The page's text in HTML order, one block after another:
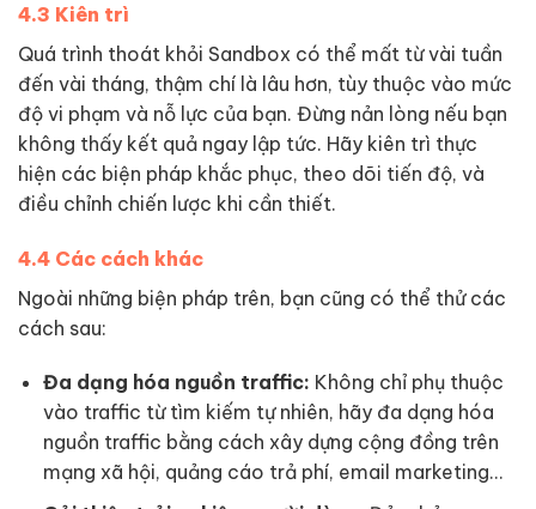
4.3 Kiên trì
Quá trình thoát khỏi Sandbox có thể mất từ vài tuần
đến vài tháng, thậm chí là lâu hơn, tùy thuộc vào mức
độ vi phạm và nỗ lực của bạn. Đừng nản lòng nếu bạn
không thấy kết quả ngay lập tức. Hãy kiên trì thực
hiện các biện pháp khắc phục, theo dõi tiến độ, và
điều chỉnh chiến lược khi cần thiết.
4.4 Các cách khác
Ngoài những biện pháp trên, bạn cũng có thể thử các
cách sau:
Đa dạng hóa nguồn traffic: Không chỉ phụ thuộc
vào traffic từ tìm kiếm tự nhiên, hãy đa dạng hóa
nguồn traffic bằng cách xây dựng cộng đồng trên
mạng xã hội, quảng cáo trả phí, email marketing…